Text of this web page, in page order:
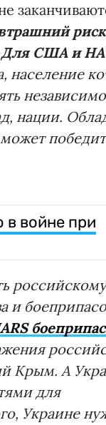
Для США и
население
нации.
войне при
российскому
и
Крым. А
для
Украине